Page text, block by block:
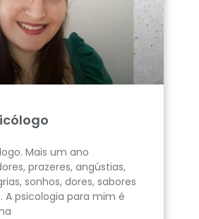
Mais um ano
prazeres, angústias,
sonhos, dores, sabores
A psicologia para mim é